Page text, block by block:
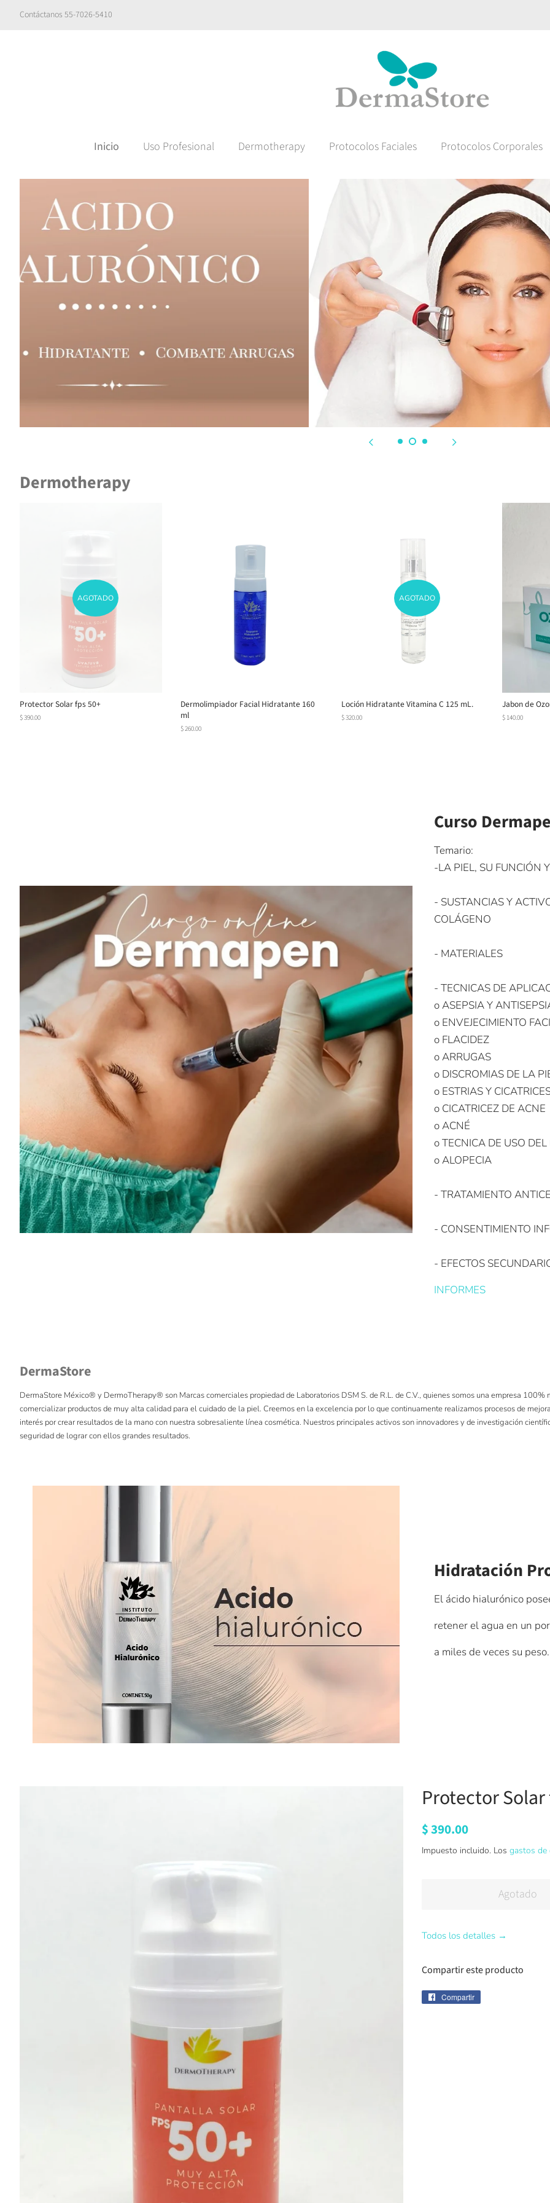
Contáctanos 55-7026-5410
Inicio Uso Profesional Dermotherapy Protocolos Faciales Protocolos Corporales
Dermotherapy
AGOTADO
Protector Solar fps 50+
Precio
$ 390.00
Dermolimpiador Facial Hidratante 160
ml
Precio
$ 260.00
AGOTADO
Loción Hidratante Vitamina C 125 mL.
Precio
$ 320.00
Jabon de
Precio
$ 140.00
Curso
Temario:
-LA PIEL, SU FUNCIÓN
- SUSTANCIAS Y
COLÁGENO
- MATERIALES
- TECNICAS DE
o ASEPSIA Y
o ENVEJECIMIENTO
o FLACIDEZ
o ARRUGAS
o DISCROMIAS DE LA
o ESTRIAS Y
o CICATRICEZ DE ACNE
o ACNÉ
o TECNICA DE USO
o ALOPECIA
- TRATAMIENTO
- CONSENTIMIENTO
- EFECTOS
INFORMES
DermaStore
DermaStore México®️ y DermoTherapy®️ son Marcas comerciales propiedad de Laboratorios DSM S. de R.L. de C.V., quienes somos una empresa
comercializar productos de muy alta calidad para el cuidado de la piel. Creemos en la excelencia por lo que continuamente realizamos procesos de
interés por crear resultados de la mano con nuestra sobresaliente línea cosmética. Nuestros principales activos son innovadores y de investigación
seguridad de lograr con ellos grandes resultados.
Hidratación
El ácido hialurónico
retener el agua en un
a miles de veces su peso.
Protector Solar
Precio
$ 390.00
Impuesto incluido. Los gastos de
Agotado
Todos los detalles →
Compartir este producto
Compartir